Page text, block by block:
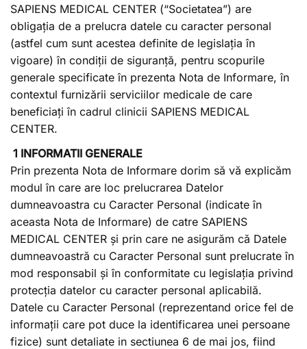
SAPIENS MEDICAL CENTER (“Societatea”) are
obligația de a prelucra datele cu caracter personal
(astfel cum sunt acestea definite de legislația în
vigoare) în condiții de siguranță, pentru scopurile
generale specificate în prezenta Nota de Informare, în
contextul furnizării serviciilor medicale de care
beneficiați în cadrul clinicii SAPIENS MEDICAL
CENTER.
1 INFORMATII GENERALE
Prin prezenta Nota de Informare dorim să vă explicăm
modul în care are loc prelucrarea Datelor
dumneavoastra cu Caracter Personal (indicate în
aceasta Nota de Informare) de catre SAPIENS
MEDICAL CENTER și prin care ne asigurăm că Datele
dumneavoastră cu Caracter Personal sunt prelucrate în
mod responsabil și în conformitate cu legislația privind
protecția datelor cu caracter personal aplicabilă.
Datele cu Caracter Personal (reprezentand orice fel de
informații care pot duce la identificarea unei persoane
fizice) sunt detaliate in sectiunea 6 de mai jos, fiind